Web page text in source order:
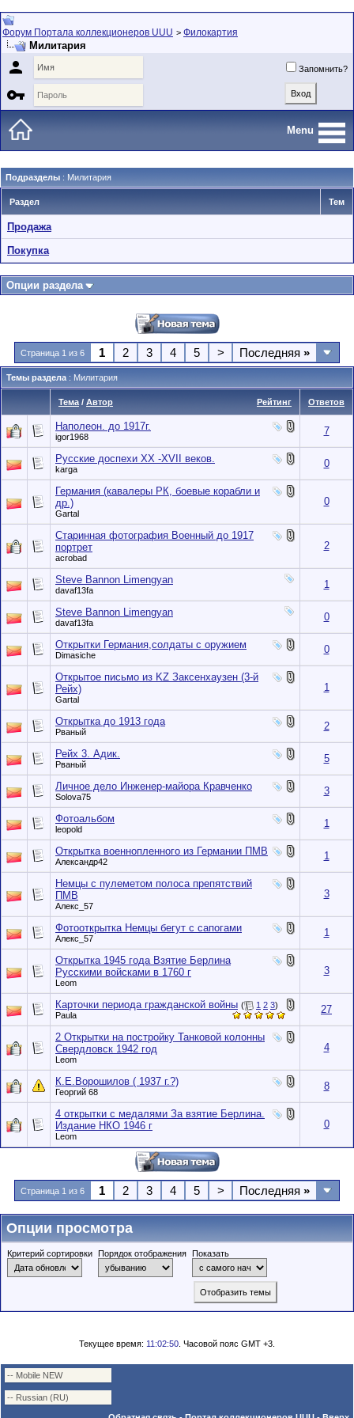
Форум Портала коллекционеров UUU > Филокартия
Милитария
 Запомнить?

Menu
Подразделы : Милитария
Раздел Тем
Продажа
Покупка
Опции раздела
Страница 1 из 6 1 2 3 4 5 > Последняя »
Темы раздела : Милитария
Рейтинг
Тема / Автор Ответов
Наполеон. до 1917г.
igor1968 7
Русские доспехи ХХ -ХVII веков.
karga 0
Германия (кавалеры РК, боевые корабли и
др.)
Gartal
0
Старинная фотография Военный до 1917
портрет
acrobad
2
Steve Bannon Limengyan
davaf13fa 1
Steve Bannon Limengyan
davaf13fa 0
Открытки Германия,солдаты с оружием
Dimasiche 0
Открытое письмо из KZ Заксенхаузен (3-й
Рейх)
Gartal
1
Открытка до 1913 года
Рваный 2
Рейх 3. Адик.
Рваный 5
Личное дело Инженер-майора Кравченко
Solova75 3
Фотоальбом
leopold 1
Открытка военнопленного из Германии ПМВ
Александр42 1
Немцы с пулеметом полоса препятствий
ПМВ
Алекс_57
3
Фотооткрытка Немцы бегут с сапогами
Алекс_57 1
Открытка 1945 года Взятие Берлина
Русскими войсками в 1760 г
Leom
3
Карточки периода гражданской войны ( 1 2 3)
Paula
27
2 Открытки на постройку Танковой колонны
Свердловск 1942 год
Leom
4
К.Е.Ворошилов ( 1937 г.?)
Георгий 68 8
4 открытки с медалями За взятие Берлина.
Издание НКО 1946 г
Leom
0
Страница 1 из 6 1 2 3 4 5 > Последняя »
Опции просмотра
Критерий сортировки Порядок отображения Показать
Текущее время: 11:02:50 . Часовой пояс GMT +3.